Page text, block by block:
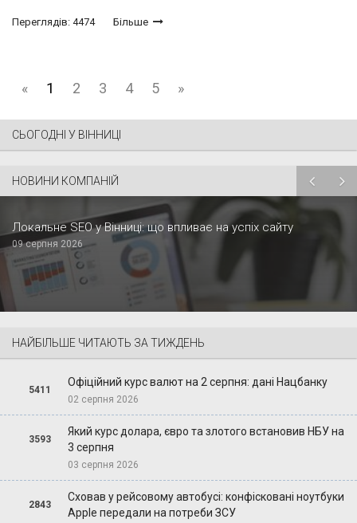
Переглядів: 4474 Більше
« 1 2 3 4 5 »
СЬОГОДНІ У ВІННИЦІ
НОВИНИ КОМПАНІЙ
Локальне SEO у Вінниці: що впливає на успіх сайту
09 серпня 2026
НАЙБІЛЬШЕ ЧИТАЮТЬ ЗА ТИЖДЕНЬ
5411
Офіційний курс валют на 2 серпня: дані Нацбанку
02 серпня 2026
3593
Який курс долара, євро та злотого встановив НБУ на
3 серпня
03 серпня 2026
2843
Сховав у рейсовому автобусі: конфісковані ноутбуки
Apple передали на потреби ЗСУ